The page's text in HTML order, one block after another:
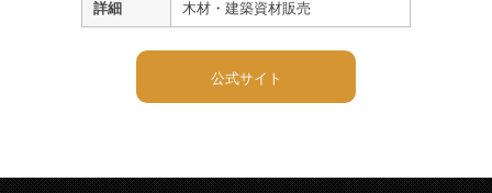
詳細 木材・建築資材販売
公式サイト